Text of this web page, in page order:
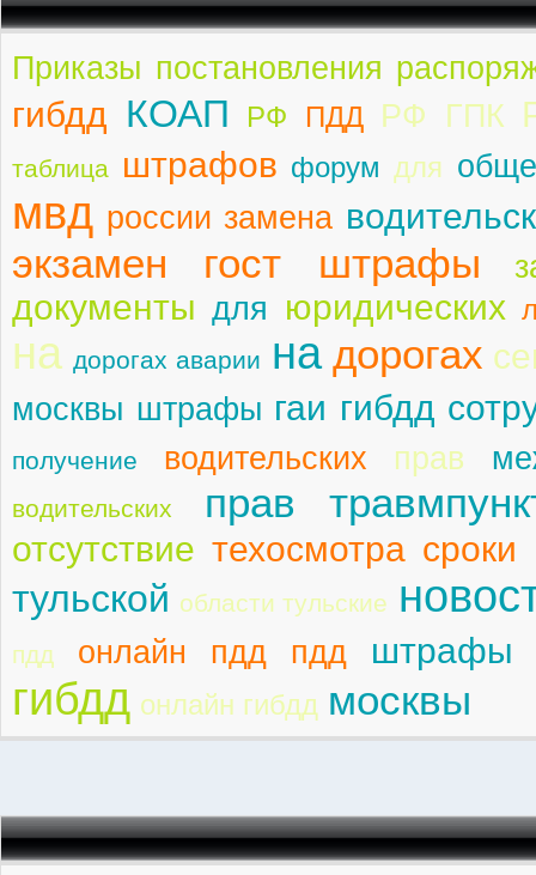
Приказы постановления
гибдд КОАП РФ ПДД РФ ГПК
таблица штрафов форум для
мвд россии замена
экзамен гост штрафы
документы для юридических
на дорогах аварии на дорогах
москвы штрафы гаи гибдд
получение водительских прав
водительских прав
отсутствие техосмотра сроки
тульской области тульские
пдд онлайн пдд пдд штрафы
гибдд онлайн гибдд москвы